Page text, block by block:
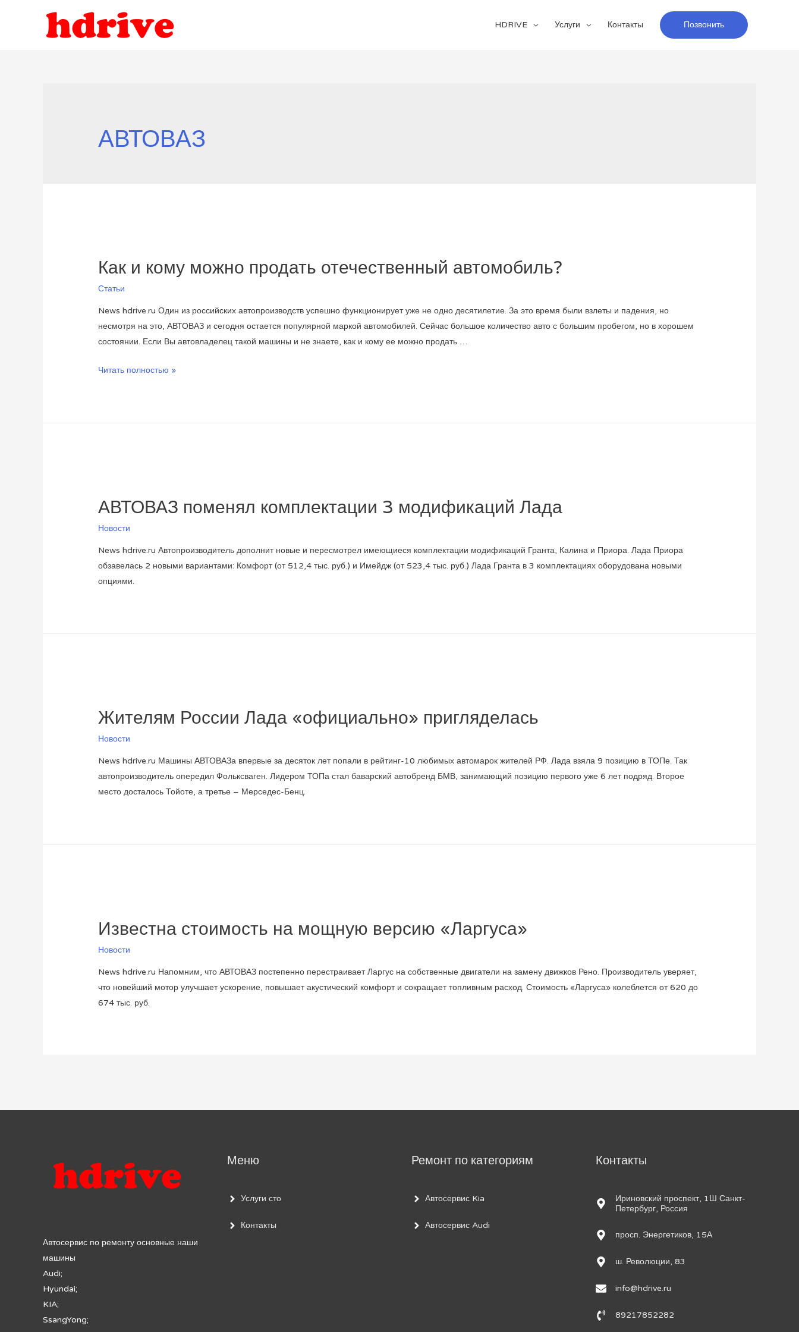
HDRIVE Услуги Контакты Позвонить
АВТОВАЗ
Как и кому можно продать отечественный автомобиль?
Статьи
News hdrive.ru Один из российских автопроизводств успешно функционирует уже не одно десятилетие. За это время были взлеты и падения, но
несмотря на это, АВТОВАЗ и сегодня остается популярной маркой автомобилей. Сейчас большое количество авто с большим пробегом, но в хорошем
состоянии. Если Вы автовладелец такой машины и не знаете, как и кому ее можно продать …
Как
Читать полностью »
АВТОВАЗ поменял комплектации 3 модификаций Лада
Новости
News hdrive.ru Автопроизводитель дополнит новые и пересмотрел имеющиеся комплектации модификаций Гранта, Калина и Приора. Лада Приора
обзавелась 2 новыми вариантами: Комфорт (от 512,4 тыс. руб.) и Имейдж (от 523,4 тыс. руб.) Лада Гранта в 3 комплектациях оборудована новыми
опциями.
Жителям России Лада «официально» пригляделась
Новости
News hdrive.ru Машины АВТОВАЗа впервые за десяток лет попали в рейтинг-10 любимых автомарок жителей РФ. Лада взяла 9 позицию в ТОПе. Так
автопроизводитель опередил Фольксваген. Лидером ТОПа стал баварский автобренд БМВ, занимающий позицию первого уже 6 лет подряд. Второе
место досталось Тойоте, а третье – Мерседес-Бенц.
Известна стоимость на мощную версию «Ларгуса»
Новости
News hdrive.ru Напомним, что АВТОВАЗ постепенно перестраивает Ларгус на собственные двигатели на замену движков Рено. Производитель уверяет,
что новейший мотор улучшает ускорение, повышает акустический комфорт и сокращает топливным расход. Стоимость «Ларгуса» колеблется от 620 до
674 тыс. руб.
Автосервис по ремонту основные наши
машины
Audi;
Hyundai;
KIA;
SsangYong;
Меню
Услуги сто
Контакты
Ремонт по категориям
Автосервис Kia
Автосервис Audi
Контакты
Ириновский проспект, 1Ш Санкт-
Петербург, Россия
просп. Энергетиков, 15А
ш. Революции, 83
info@hdrive.ru
89217852282